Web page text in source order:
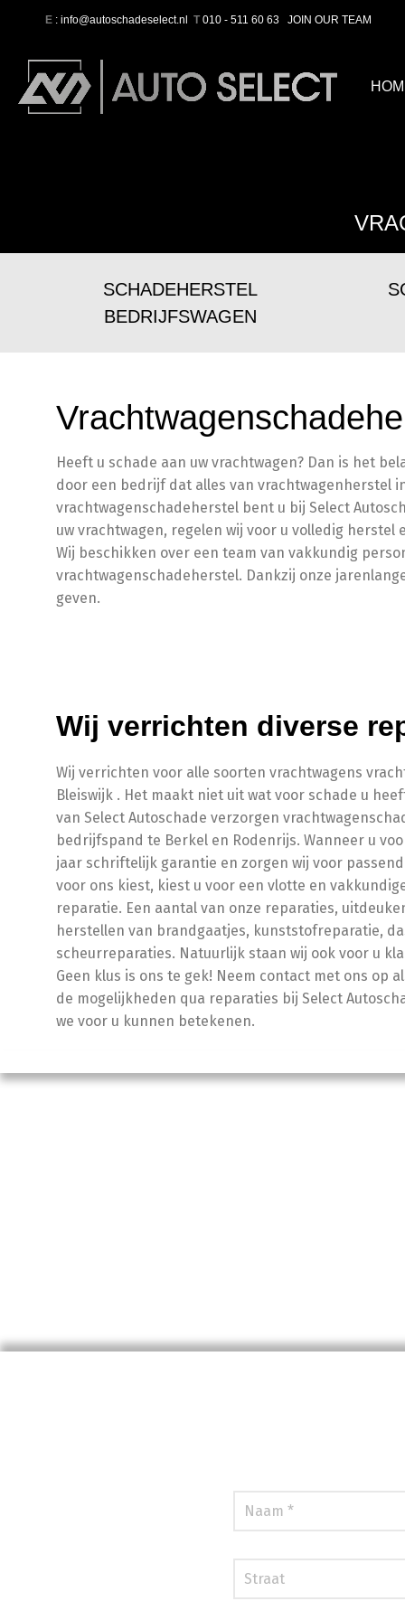
E : info@autoschadeselect.nl T 010 - 511 60 63 JOIN OUR TEAM
SCHADEHERSTEL
BEDRIJFSWAGEN
Heeft u schade aan uw vrachtwagen? Dan is het
door een bedrijf dat alles van vrachtwagenherstel
vrachtwagenschadeherstel bent u bij Select
uw vrachtwagen, regelen wij voor u volledig
Wij beschikken over een team van vakkundig
vrachtwagenschadeherstel. Dankzij onze
geven.
Wij verrichten diverse
Wij verrichten voor alle soorten vrachtwagens
Bleiswijk . Het maakt niet uit wat voor schade u
van Select Autoschade verzorgen
bedrijfspand te Berkel en Rodenrijs. Wanneer u
jaar schriftelijk garantie en zorgen wij voor
voor ons kiest, kiest u voor een vlotte en
reparatie. Een aantal van onze reparaties,
herstellen van brandgaatjes, kunststofreparatie,
scheurreparaties. Natuurlijk staan wij ook voor u
Geen klus is ons te gek! Neem contact met ons op
de mogelijkheden qua reparaties bij Select
we voor u kunnen betekenen.